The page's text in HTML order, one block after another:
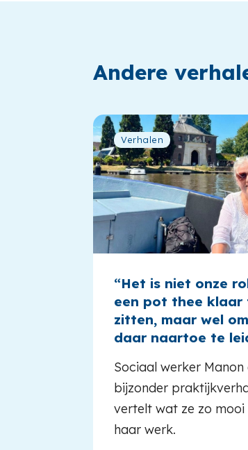
Andere
Verhalen
“Het is niet onze
een pot thee klaar
zitten, maar wel
daar naartoe te
Sociaal werker Manon
bijzonder
vertelt wat ze zo mooi
haar werk.